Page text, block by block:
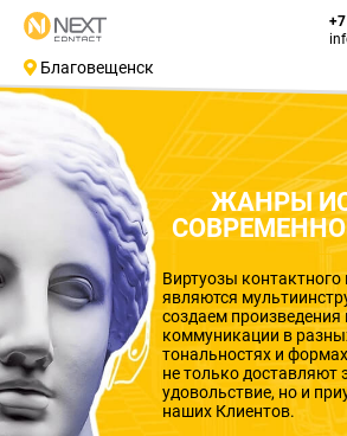
ЖАНРЫ
Виртуозы контактного
являются
создаем произведения
коммуникации в
тональностях и
не только доставляют
удовольствие, но и
наших Клиентов.
Благовещенск